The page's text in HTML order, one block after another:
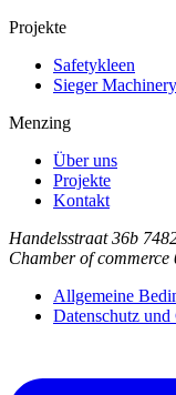
Projekte
Safetykleen
Sieger Machinery
Menzing
Über uns
Projekte
Kontakt
Handelsstraat 36b
Chamber of commerce
Allgemeine
Datenschutz